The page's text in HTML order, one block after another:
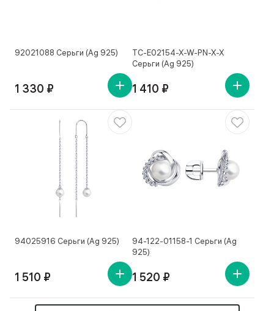
92021088 Серьги (Ag 925)
1 330 ₽
TC-E02154-X-W-PN-X-X
Серьги (Ag 925)
1 410 ₽
94025916 Серьги (Ag 925)
1 510 ₽
94-122-01158-1 Серьги (Ag
925)
1 520 ₽